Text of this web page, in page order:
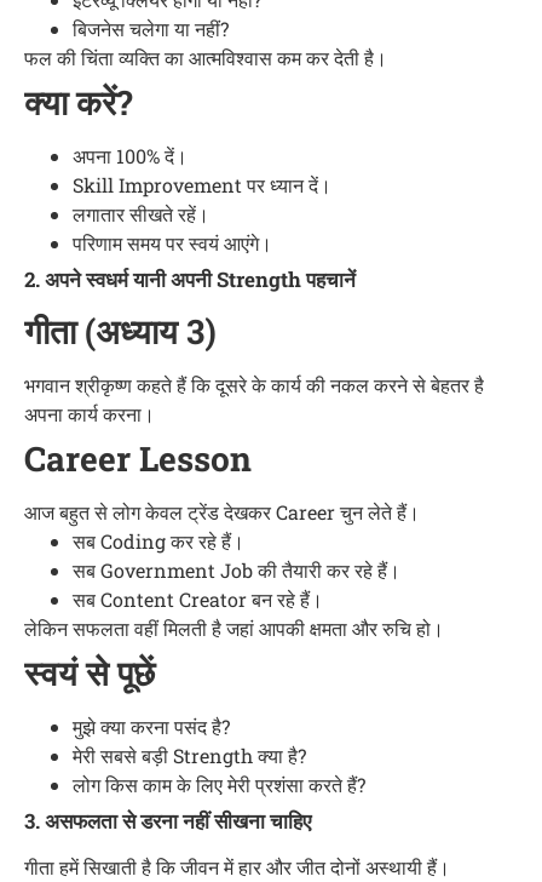
बिजनेस चलेगा या नहीं?
फल की चिंता व्यक्ति का आत्मविश्वास कम कर देती है।
क्या करें?
अपना 100% दें।
Skill Improvement पर ध्यान दें।
लगातार सीखते रहें।
परिणाम समय पर स्वयं आएंगे।
2. अपने स्वधर्म यानी अपनी Strength पहचानें
गीता (अध्याय 3)
भगवान श्रीकृष्ण कहते हैं कि दूसरे के कार्य की नकल करने से बेहतर है
अपना कार्य करना।
Career Lesson
आज बहुत से लोग केवल ट्रेंड देखकर Career चुन लेते हैं।
सब Coding कर रहे हैं।
सब Government Job की तैयारी कर रहे हैं।
सब Content Creator बन रहे हैं।
लेकिन सफलता वहीं मिलती है जहां आपकी क्षमता और रुचि हो।
स्वयं से पूछें
मुझे क्या करना पसंद है?
मेरी सबसे बड़ी Strength क्या है?
लोग किस काम के लिए मेरी प्रशंसा करते हैं?
3. असफलता से डरना नहीं सीखना चाहिए
गीता हमें सिखाती है कि जीवन में हार और जीत दोनों अस्थायी हैं।